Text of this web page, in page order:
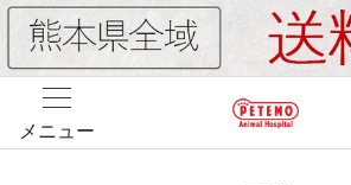
メニュー